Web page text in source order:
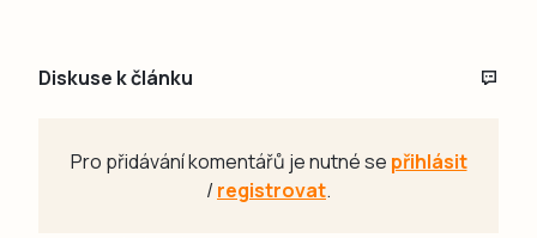
Diskuse k článku
Pro přidávání komentářů je nutné se přihlásit
/registrovat.